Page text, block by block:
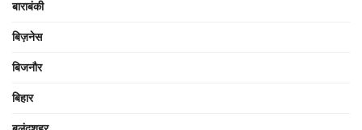
बाराबंकी
बिज़नेस
बिजनौर
बिहार